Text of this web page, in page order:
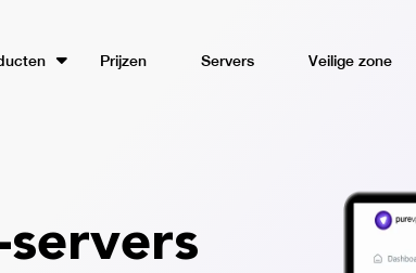
Prijzen Servers Veilige zone